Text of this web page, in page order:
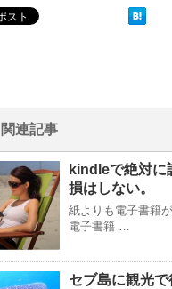
関連記事
kindleで絶対に
損はしない。
紙よりも電子書籍
電子書籍 …
セブ島に観光